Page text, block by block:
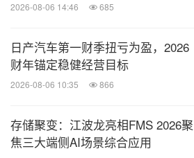
2026-08-06 14:46 685
日产汽车第一财季扭亏为盈，2026
财年锚定稳健经营目标
2026-08-06 10:35 866
存储聚变：江波龙亮相FMS 2026聚
焦三大端侧AI场景综合应用